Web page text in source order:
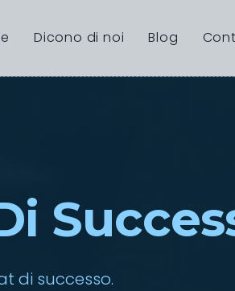
Dicono di noi Blog
di successo.